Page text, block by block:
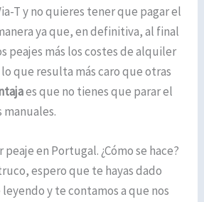
T y no quieres tener que pagar el
ya que, en definitiva, al final
peajes más los costes de alquiler
que resulta más caro que otras
es que no tienes que parar el
manuales.
en Portugal. ¿Cómo se hace?
espero que te hayas dado
y te contamos a que nos